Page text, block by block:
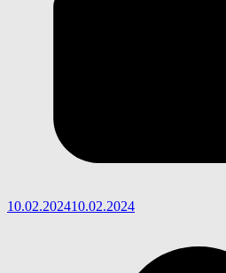
10.02.202410.02.2024